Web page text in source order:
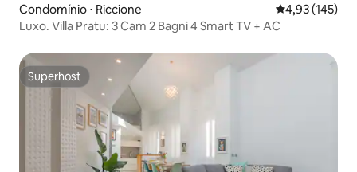
Condomínio ⋅ Riccione 4,93 de uma
4,93 (145)
Luxo. Villa Pratu: 3 Cam 2 Bagni 4 Smart TV + AC
Superhost
Superhost